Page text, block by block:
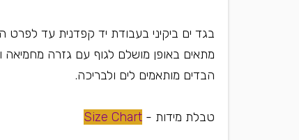
בגד ים ביקיני בעבודת יד קפדנית עד לפרט
מתאים באופן מושלם לגוף עם גזרה מחמיאה
הבדים מותאמים לים ולבריכה.
טבלת מידות - Size Chart